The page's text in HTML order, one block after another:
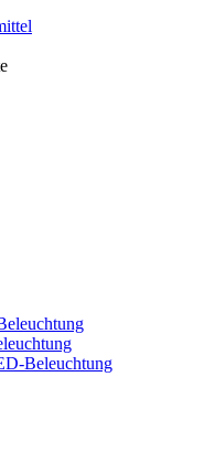
Beleuchtung